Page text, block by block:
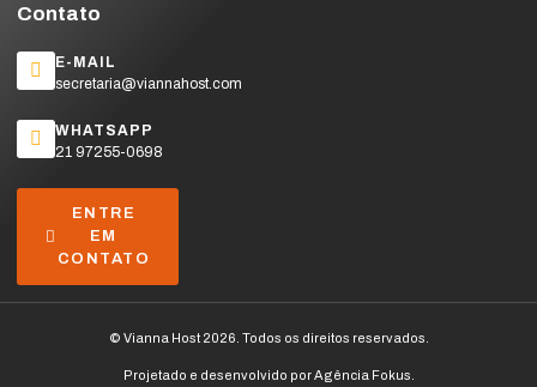
Contato
E-MAIL
secretaria@viannahost.com
WHATSAPP
21 97255-0698
ENTRE
EM
CONTATO
© Vianna Host 2026. Todos os direitos reservados.
Projetado e desenvolvido porAgência Fokus